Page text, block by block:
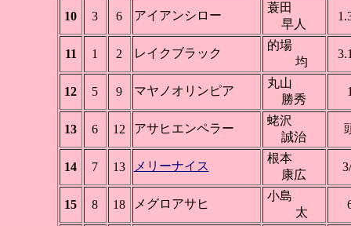
10 3 6 アイアンシロー
蓑田
早人
11 1 2 レイクブラック
的場
均
12 5 9 マヤノオリンピア
丸山
勝秀
13 6 12 アサヒエンペラー
蛯沢
誠治
14 7 13 メリーナイス
根本
康広
15 8 18 メグロアサヒ
小島
太